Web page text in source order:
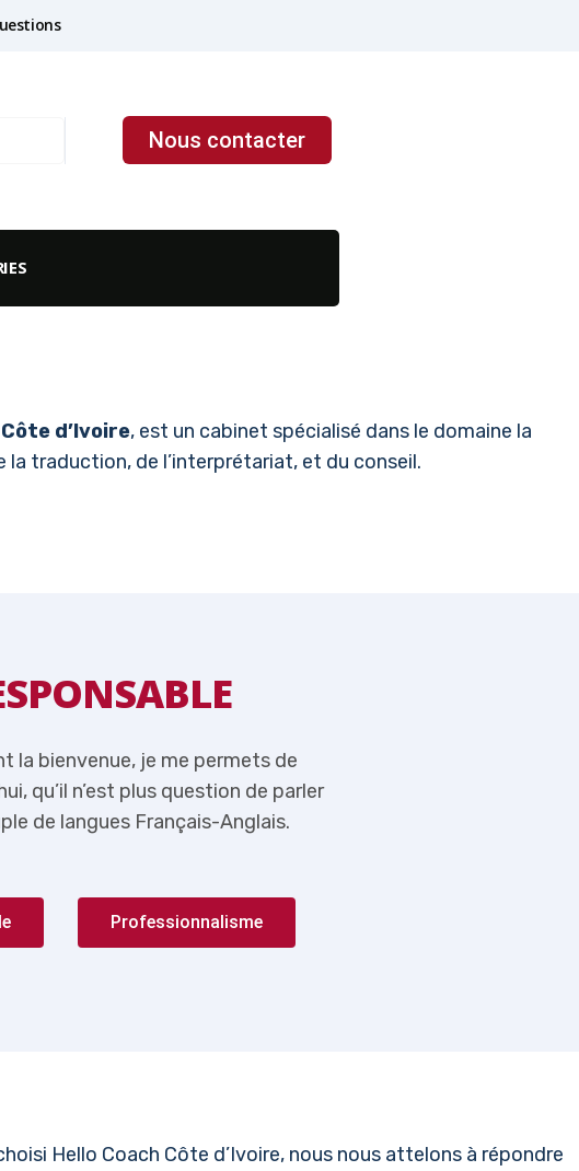
Nous contacter
d’Ivoire, est un cabinet spécialisé dans le domaine la
la traduction, de l’interprétariat, et du conseil.
la bienvenue, je me permets de
qu’il n’est plus question de parler
de langues Français-Anglais.
Professionnalisme
Hello Coach Côte d’Ivoire, nous nous attelons à répondre